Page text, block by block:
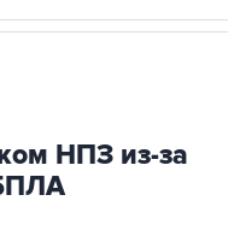
НПЗ из-за